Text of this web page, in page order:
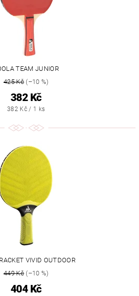
TEAM JUNIOR
425 Kč(–10 %)
382 Kč
382 Kč / 1 ks
VIVID OUTDOOR
449 Kč(–10 %)
404 Kč